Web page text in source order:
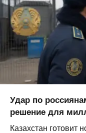
Удар по
решение для
Казахстан готовит